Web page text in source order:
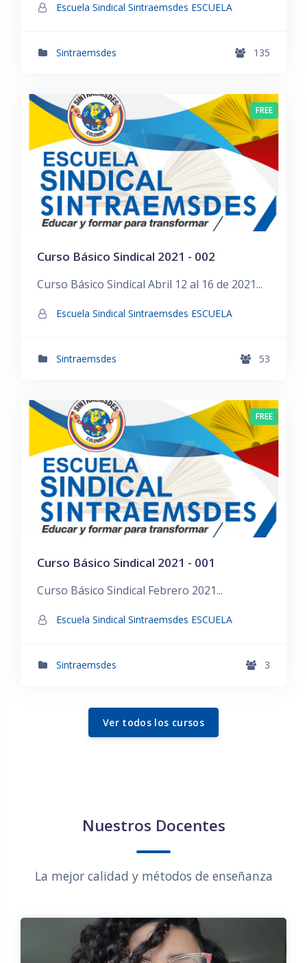
Escuela Sindical Sintraemsdes ESCUELA
Sintraemsdes 135
FREE
Curso Básico Sindical 2021 - 002
Curso Básico Sindical Abril 12 al 16 de 2021...
Escuela Sindical Sintraemsdes ESCUELA
Sintraemsdes 53
FREE
Curso Básico Sindical 2021 - 001
Curso Básico Sindical Febrero 2021...
Escuela Sindical Sintraemsdes ESCUELA
Sintraemsdes 3
Ver todos los cursos
Salta Nuestros Docentes
Nuestros Docentes
La mejor calidad y métodos de enseñanza